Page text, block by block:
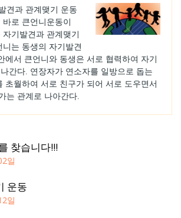
견과 관계맺기 운동
로 큰언니운동이
기발견과 관계맺기
는 동생의 자기발견
에서 큰언니와 동생은 서로 협력하여 자기
간다. 연장자가 연소자를 일방으로 돕는
초월하여 서로 친구가 되어 서로 도우면서
는 관계로 나아간다.
찾습니다!!!
일
운동
일